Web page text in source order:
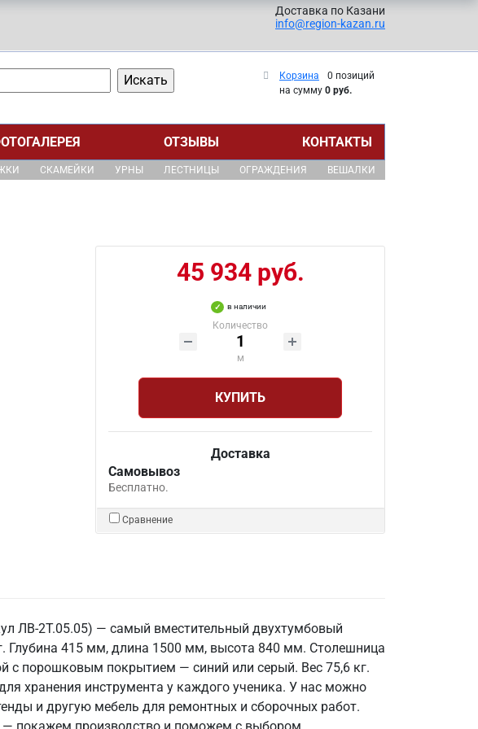
Доставка по Казани
info@region-kazan.ru
Корзина
0 позиций
на сумму 0 руб.
ОТЗЫВЫ КОНТАКТЫ
СКАМЕЙКИ УРНЫ ЛЕСТНИЦЫ ОГРАЖДЕНИЯ ВЕШАЛКИ
45 934 руб.
в наличии
Количество
м
КУПИТЬ
Доставка
Самовывоз
Бесплатно.
Сравнение
ЛВ-2Т.05.05) — самый вместительный двухтумбовый
Глубина 415 мм, длина 1500 мм, высота 840 мм. Столешница
порошковым покрытием — синий или серый. Вес 75,6 кг.
хранения инструмента у каждого ученика. У нас можно
и другую мебель для ремонтных и сборочных работ.